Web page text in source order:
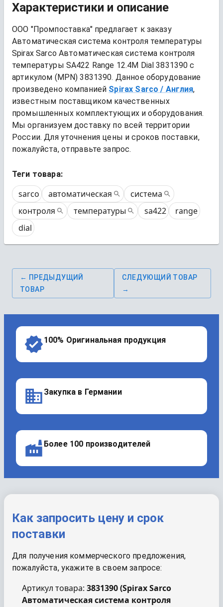
Характеристики и описание
ООО "Промпоставка" предлагает к заказу
Автоматическая система контроля температуры
Spirax Sarco Автоматическая система контроля
температуры SA422 Range 12.4M Dial 3831390 с
артикулом (MPN) 3831390. Данное оборудование
произведено компанией Spirax Sarco / Англия,
известным поставщиком качественных
промышленных комплектующих и оборудования.
Мы организуем доставку по всей территории
России. Для уточнения цены и сроков поставки,
пожалуйста, отправьте запрос.
Теги товара:
sarco автоматическая
система
контроля
температуры sa422
range
dial
← ПРЕДЫДУЩИЙ
ТОВАР
СЛЕДУЮЩИЙ ТОВАР
→
100% Оригинальная продукция
Закупка в Германии
Более 100 производителей
Как запросить цену и срок
поставки
Для получения коммерческого предложения,
пожалуйста, укажите в своем запросе:
Артикул товара: 3831390(Spirax Sarco
Автоматическая система контроля